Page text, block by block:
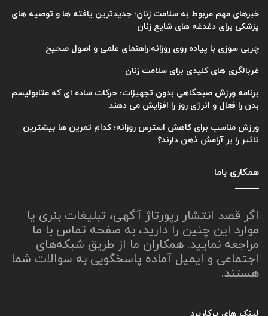
خبرهای مهم مربوط به سلامت زنان؛ جدیدترین یافته ها و توصیه های
پزشکی برای دغدغه های شایع زنان
چربی سوزی با پیاده روی روزانه:راهنمای علمی و اصول صحیح
غربالگری های کلیدی برای سلامت زنان
برنامه ورزش صبحگاهی بدون تجهیزات؛ حرکات ساده ای که متابولیسم
بدن را فعال و انرژی روز را افزایش می دهند
ورزش مناسب برای کاهش استرس روزانه؛ کدام تمرین ها بیشترین
تاثیر را بر آرامش ذهن دارند؟
همکاری باما
اگر قصد انتشار رپورتاژ آگهی، تبلیغات بنری یا
موارد این چنین را دارید، به صفحه تماس با ما
مراجعه نمایید. همکاران ما از طریق شبکه‌های
اجتماعی و ایمیل آماده پاسخگویی به سوالات شما
هستند.